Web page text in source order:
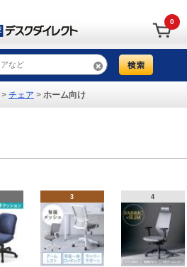
0
> チェア > ホーム向け
3 4